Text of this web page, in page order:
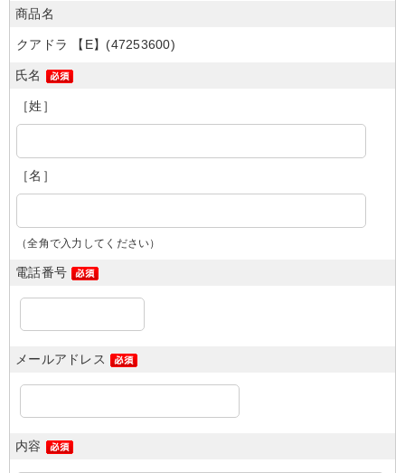
商品名
クアドラ 【E】(47253600)
氏名
［姓］
［名］
（全角で入力してください）
電話番号
メールアドレス
内容